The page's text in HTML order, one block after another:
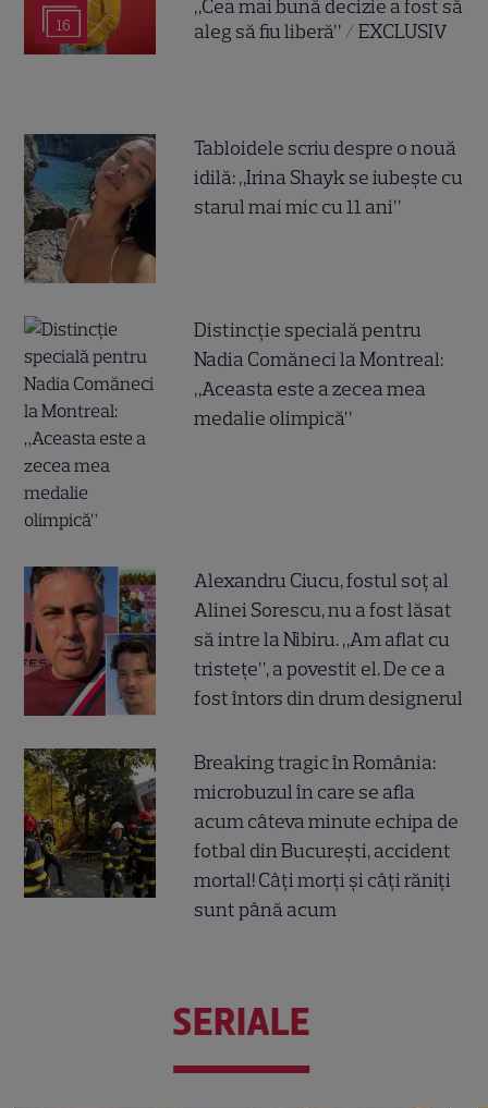
16
„Cea mai bună decizie a fost să
aleg să fiu liberă” / EXCLUSIV
Tabloidele scriu despre o nouă
idilă: „Irina Shayk se iubește cu
starul mai mic cu 11 ani”
Distincție specială pentru
Nadia Comăneci la Montreal:
„Aceasta este a zecea mea
medalie olimpică”
Alexandru Ciucu, fostul soț al
Alinei Sorescu, nu a fost lăsat
să intre la Nibiru. „Am aflat cu
tristețe”, a povestit el. De ce a
fost întors din drum designerul
Breaking tragic în România:
microbuzul în care se afla
acum câteva minute echipa de
fotbal din București, accident
mortal! Câți morți și câți răniți
sunt până acum
SERIALE